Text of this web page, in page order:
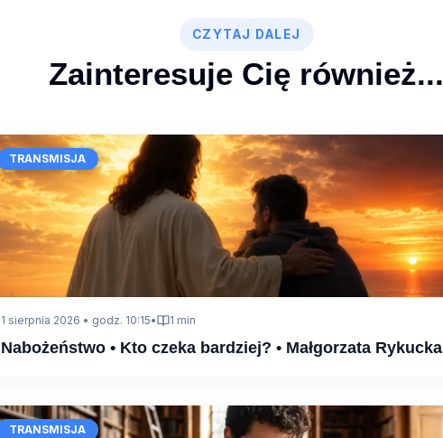
CZYTAJ DALEJ
Zainteresuje Cię również...
TRANSMISJA
1 sierpnia 2026 • godz. 10:15• 1 min
Nabożeństwo • Kto czeka bardziej? • Małgorzata Rykucka
TRANSMISJA